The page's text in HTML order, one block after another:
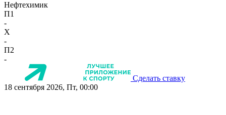
Нефтехимик
П1
-
X
-
П2
-
Сделать ставку
18 сентября 2026, Пт, 00:00